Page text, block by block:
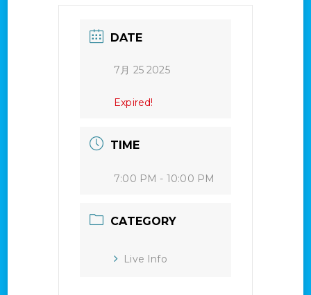
DATE
7月 25 2025
Expired!
TIME
7:00 PM - 10:00 PM
CATEGORY
Live Info